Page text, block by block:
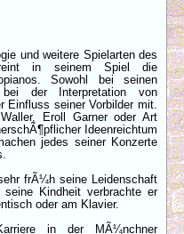
und weitere Spielarten des
in seinem Spiel die
Sowohl bei seinen
bei der Interpretation von
Einfluss seiner Vorbilder mit.
Eroll Garner oder Art
Ideenreichtum
jedes seiner Konzerte
frÃ¼h seine Leidenschaft
Kindheit verbrachte er
oder am Klavier.
in der MÃ¼nchner